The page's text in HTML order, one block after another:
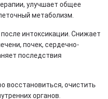
улучшает общее
метаболизм.
интоксикации. Снижает
почек, сердечно-
последствия
восстановиться, очистить
органов.